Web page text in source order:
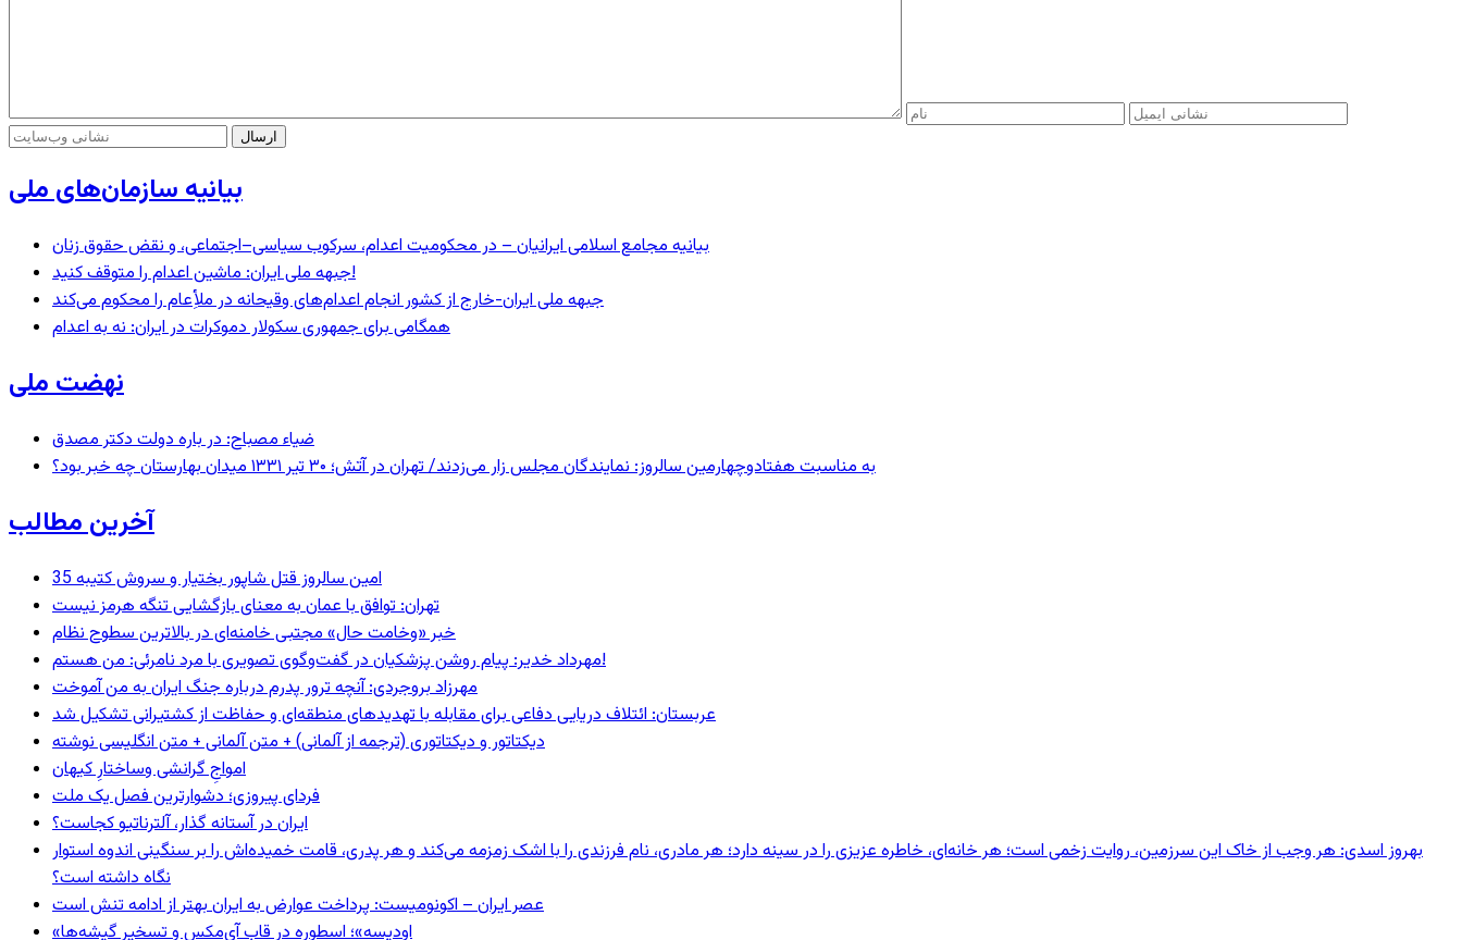
بیانیه سازمان‌های ملی
بیانیه مجامع اسلامی ایرانیان – در محکومیت اعدام، سرکوب سیاسی–اجتماعی، و نقض حقوق زنان
جبهه ملی ایران: ماشین اعدام را متوقف کنید!
جبهه ملی ایران-خارج از کشور انجام اعدام‌های وقیحانه در ملأِعام را محکوم می‌کند
همگامی برای جمهوری سکولار دموکرات در ایران: نه به اعدام
نهضت ملی
ضیاء مصباح: در باره دولت دکتر مصدق
به مناسبت هفتادوچهارمین سالروز: نمایندگان مجلس زار می‌زدند/ تهران در آتش؛ ۳۰ تیر ۱۳۳۱ میدان بهارستان چه خبر بود؟
آخرین مطالب
35 امین سالروز قتل شاپور بختیار و سروش کتیبه
تهران: توافق با عمان به معنای بازگشایی تنگه هرمز نیست
خبر «وخامت حال» مجتبی خامنه‌ای در بالاترین سطوح نظام
مهرداد خدیر: پیام روشن پزشکیان در گفت‌و‌گوی تصویری با مرد نامرئی: من هستم!
مهرزاد بروجردی: آنچه ترور پدرم درباره جنگ ایران به من آموخت
عربستان: ائتلاف دریایی دفاعی برای مقابله با تهدیدهای منطقه‌ای و حفاظت از کشتیرانی تشکیل شد
دیکتاتور و دیکتاتوری (ترجمه از آلمانی) + متن آلمانی + متن انگلیسی نوشته
‌امواجِ گرانشی وساختارِ کیهان
فردای پیروزی؛ دشوارترین فصل یک ملت
ایران در آستانه گذار، آلترناتیو کجاست؟
بهروز اسدی: هر وجب از خاک‌ این سرزمین، روایت زخمی است؛ هر خانه‌ای، خاطره عزیزی را در سینه دارد؛ هر مادری، نام فرزندی را با اشک زمزمه می‌کند و هر پدری، قامت خمیده‌اش را بر سنگینی اندوه استوار
نگاه داشته است؟
عصر ایران – اکونومیست: پرداخت عوارض به ایران بهتر از ادامه تنش است
«اودیسه»؛ اسطوره در قاب آی‌مکس و تسخیر گیشه‌ها